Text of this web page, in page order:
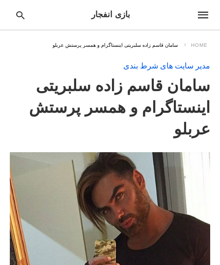
بازی انفجار
HOME سامان قاسم زاده سلبریتی اینستاگرام و همسر پرستش عربلو
مدیر سایت های شرط بندی
سامان قاسم زاده سلبریتی
اینستاگرام و همسر پرستش
عربلو